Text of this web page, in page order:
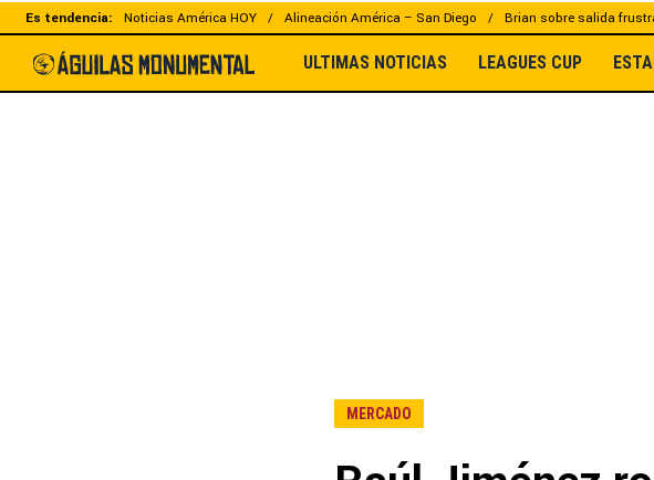
Es tendencia: Noticias América HOY Alineación América – San Diego Brian sobre salida
ULTIMAS NOTICIAS LEAGUES CUP
MERCADO